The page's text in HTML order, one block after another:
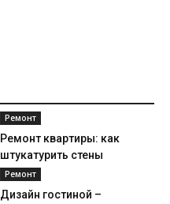
Ремонт
Ремонт квартиры: как
штукатурить стены
Ремонт
Дизайн гостиной –